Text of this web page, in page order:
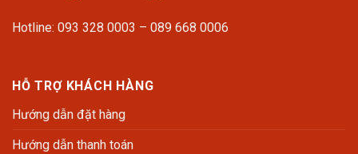
Hotline: 093 328 0003 – 089 668 0006
HỖ TRỢ KHÁCH HÀNG
Hướng dẫn đặt hàng
Hướng dẫn thanh toán